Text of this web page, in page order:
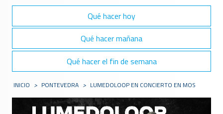
Qué hacer hoy
Qué hacer mañana
Qué hacer el fin de semana
INICIO > PONTEVEDRA > LUMEDOLOOP EN CONCIERTO EN MOS